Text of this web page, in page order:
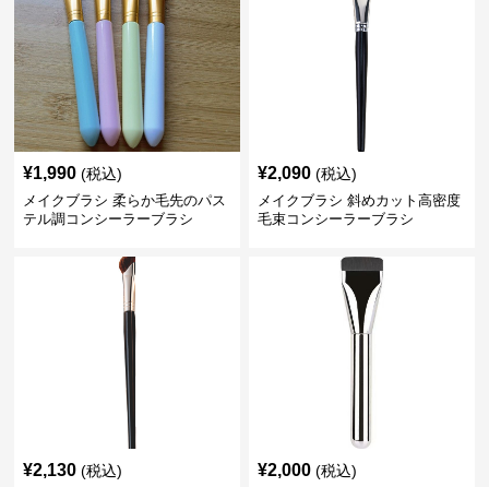
¥1,990 (税込)
メイクブラシ 柔らか毛先のパス
テル調コンシーラーブラシ
¥2,090 (税込)
メイクブラシ 斜めカット高密度
毛束コンシーラーブラシ
¥2,130 (税込) ¥2,000 (税込)